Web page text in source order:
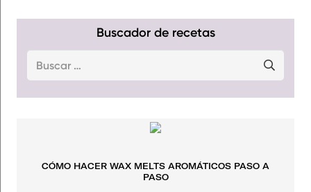
Buscador de recetas
Buscar:
CÓMO HACER WAX MELTS AROMÁTICOS PASO A
PASO